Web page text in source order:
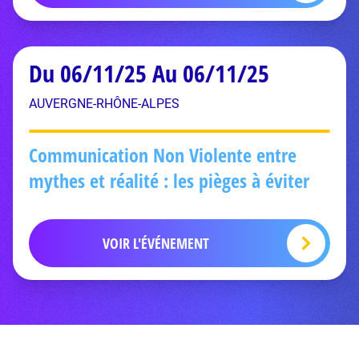
Du 06/11/25 Au 06/11/25
AUVERGNE-RHÔNE-ALPES
Communication Non Violente entre
mythes et réalité : les pièges à éviter
VOIR L'ÉVÉNEMENT